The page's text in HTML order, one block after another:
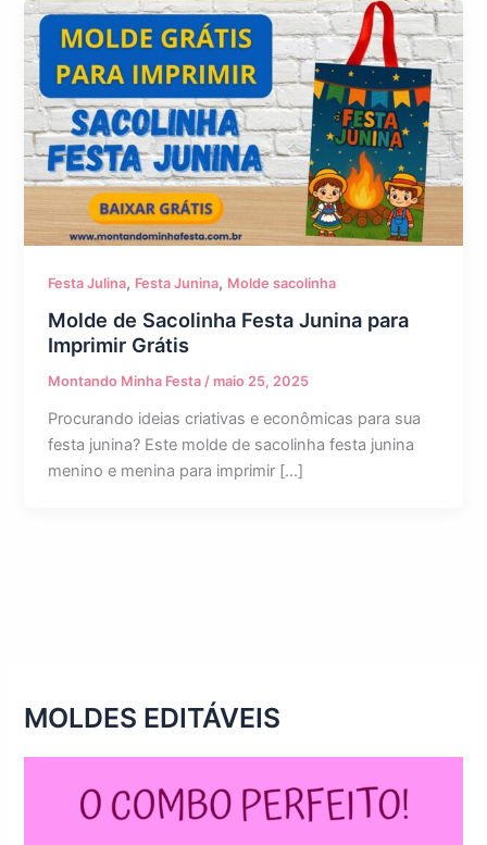
Festa Julina, Festa Junina, Molde sacolinha
Molde de Sacolinha Festa Junina para
Imprimir Grátis
Montando Minha Festa/ maio 25, 2025
Procurando ideias criativas e econômicas para sua
festa junina? Este molde de sacolinha festa junina
menino e menina para imprimir […]
MOLDES EDITÁVEIS